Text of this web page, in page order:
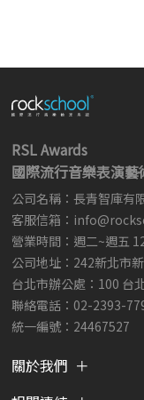
RSL Awards
國際流行音樂表演藝
公司名稱：長青智庫有
客服信箱：
營業時間：週二~週五
公司地址：242新北市
台北市辦公處：100 台
聯絡電話：02-2393-
統一編號：24467527
關於我們